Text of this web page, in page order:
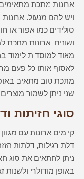
ארונות מתכת
ויש להם מנעול.
סולידים כמו אפור או
ושונים. ארונות מתכת
מאוד למוסדות לימוד
לאסוף אותו כל פעם
מתכת טוב מתאים
שני ניתן לשמור
סוגי חזיתות
קיימים ארונות עם
דלת רגילות, דלתות
ניתן להתאים את סוג
באופן מודולרי